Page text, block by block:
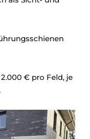
€ pro Feld, je